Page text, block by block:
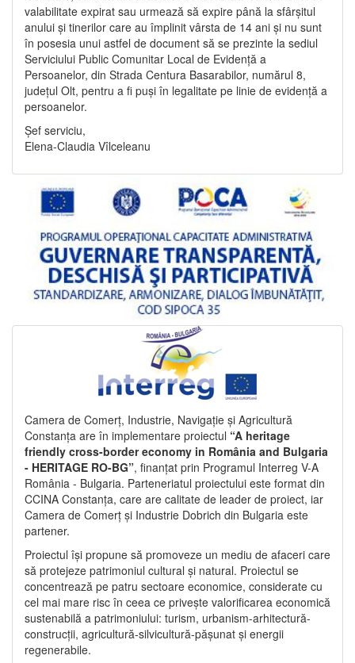
valabilitate expirat sau urmează să expire până la sfârșitul
anului și tinerilor care au împlinit vârsta de 14 ani și nu sunt
în posesia unui astfel de document să se prezinte la sediul
Serviciului Public Comunitar Local de Evidență a
Persoanelor, din Strada Centura Basarabilor, numărul 8,
județul Olt, pentru a fi puși în legalitate pe linie de evidență a
persoanelor.
Șef serviciu,
Elena-Claudia Vîlceleanu
Camera de Comerț, Industrie, Navigație și Agricultură
Constanța are în implementare proiectul “A heritage
friendly cross-border economy in România and Bulgaria
- HERITAGE RO-BG”, finanțat prin Programul Interreg V-A
România - Bulgaria. Parteneriatul proiectului este format din
CCINA Constanța, care are calitate de leader de proiect, iar
Camera de Comerț și Industrie Dobrich din Bulgaria este
partener.
Proiectul își propune să promoveze un mediu de afaceri care
să protejeze patrimoniul cultural și natural. Proiectul se
concentrează pe patru sectoare economice, considerate cu
cel mai mare risc în ceea ce privește valorificarea economică
sustenabilă a patrimoniului: turism, urbanism-arhitectură-
construcții, agricultură-silvicultură-pășunat și energii
regenerabile.